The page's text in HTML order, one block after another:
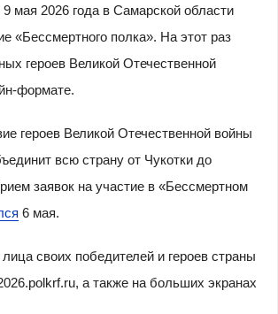
мая 2026 года в Самарской области
«Бессмертного полка». На этот раз
героев Великой Отечественной
формате.
героев Великой Отечественной войны
всю страну от Чукотки до
заявок на участие в «Бессмертном
6 мая.
своих победителей и героев страны
а также на больших экранах